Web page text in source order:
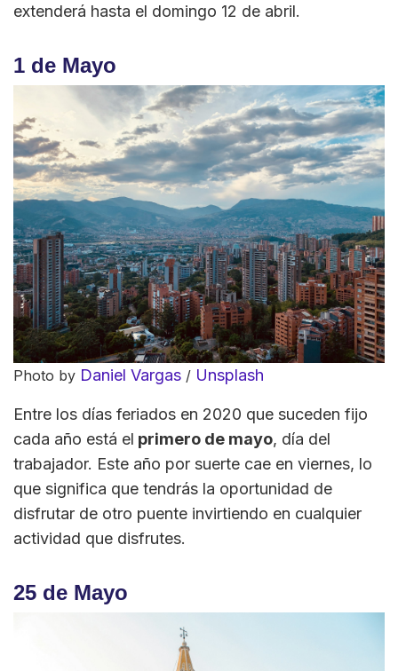
extenderá hasta el domingo 12 de abril.
1 de Mayo
Photo by Daniel Vargas / Unsplash
Entre los días feriados en 2020 que suceden fijo
cada año está el primero de mayo, día del
trabajador. Este año por suerte cae en viernes, lo
que significa que tendrás la oportunidad de
disfrutar de otro puente invirtiendo en cualquier
actividad que disfrutes.
25 de Mayo